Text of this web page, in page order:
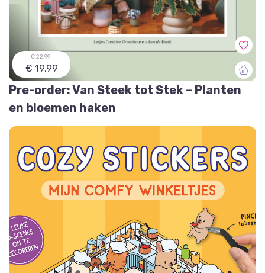
€ 22,99
€ 19,99
Pre-order: Van Steek tot Stek – Planten
en bloemen haken